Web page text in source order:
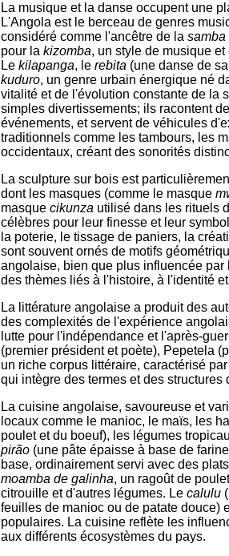
La musique et la danse occupent une
L'Angola est le berceau de genres
considéré comme l'ancêtre de la samba
pour la kizomba, un style de musique
Le kilapanga, le rebita (une danse de
kuduro, un genre urbain énergique né
vitalité et de l'évolution constante de la
simples divertissements; ils racontent
événements, et servent de véhicules
traditionnels comme les tambours, les
occidentaux, créant des sonorités
La sculpture sur bois est
dont les masques (comme le masque
masque cikunza utilisé dans les rituels
célèbres pour leur finesse et leur
la poterie, le tissage de paniers, la
sont souvent ornés de motifs
angolaise, bien que plus influencée
des thèmes liés à l'histoire, à l'identité
La littérature angolaise a produit des
des complexités de l'expérience
lutte pour l'indépendance et l'après-
(premier président et poète), Pepetela
un riche corpus littéraire, caractérisé
qui intègre des termes et des
La cuisine angolaise, savoureuse et
locaux comme le manioc, le maïs, les
poulet et du boeuf), les légumes
pirão (une pâte épaisse à base de
base, ordinairement servi avec des
moamba de galinha, un ragoût de
citrouille et d'autres légumes. Le calulu
feuilles de manioc ou de patate douce)
populaires. La cuisine reflète les
aux différents écosystèmes du pays.